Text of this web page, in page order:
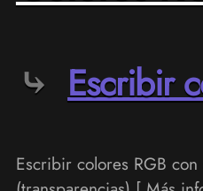
Escribir
Escribir colores RGB con